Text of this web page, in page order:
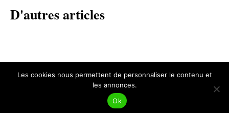
D'autres articles
© 2026 | garages-solidaires.fr
Mentions légales
Les cookies nous permettent de personnaliser le contenu et
les annonces.
Ok